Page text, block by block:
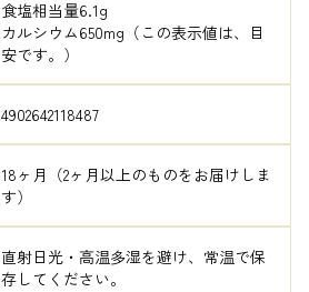
食塩相当量6.1g
カルシウム650mg（この表示値は、目
安です。）
4902642118487
18ヶ月（2ヶ月以上のものをお届けしま
す）
直射日光・高温多湿を避け、常温で保
存してください。